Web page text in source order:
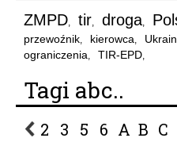
ZMPD, tir, droga,
przewoźnik, kierowca,
ograniczenia, TIR-EPD,
Tagi abc..
2 3 5 6 A B C